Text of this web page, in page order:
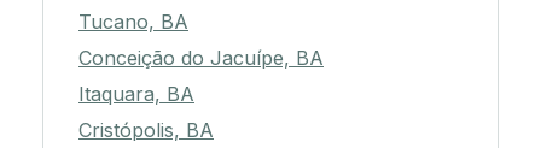
Tucano, BA
Conceição do Jacuípe, BA
Itaquara, BA
Cristópolis, BA